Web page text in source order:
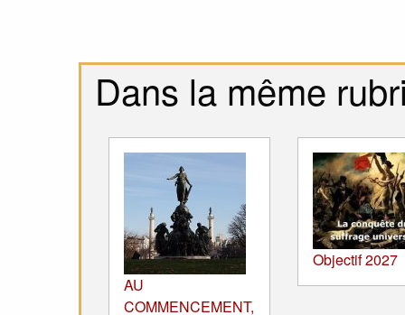
Dans la même
AU
COMMENCEMENT,
Objectif 2027